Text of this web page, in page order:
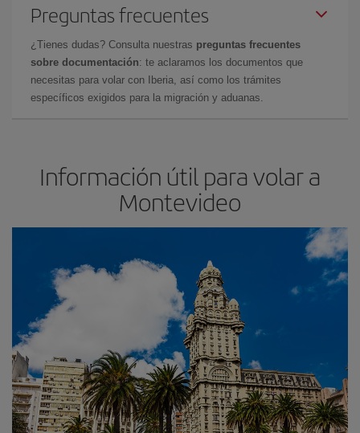
Preguntas frecuentes
¿Tienes dudas? Consulta nuestras preguntas frecuentes
sobre documentación: te aclaramos los documentos que
necesitas para volar con Iberia, así como los trámites
específicos exigidos para la migración y aduanas.
Información útil para volar a
Montevideo